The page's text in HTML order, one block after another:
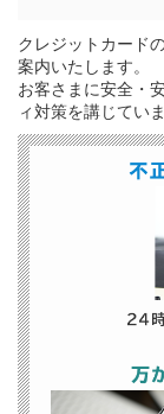
クレジットカード
案内いたします。
お客さまに安全・
ィ対策を講じていま